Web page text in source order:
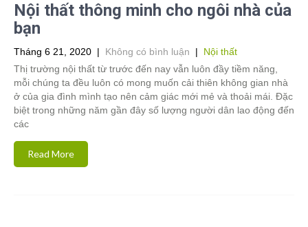
Nội thất thông minh cho ngôi nhà của
bạn
Tháng 6 21, 2020 | Không có bình luận | Nội thất
Thị trường nội thất từ trước đến nay vẫn luôn đầy tiềm năng,
mỗi chúng ta đều luôn có mong muốn cải thiên không gian nhà
ở của gia đình mình tạo nên cảm giác mới mẻ và thoải mái. Đặc
biệt trong những năm gần đây số lượng người dân lao động đến
các
Read More